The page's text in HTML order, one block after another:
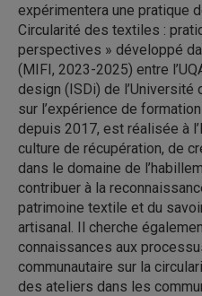
expérimentera une pratique
Circularité des textiles :
perspectives » développé
(MIFI, 2023-2025) entre
design (ISDi) de l’Université
sur l’expérience de
depuis 2017, est réalisée à
culture de récupération, de
dans le domaine de
contribuer à la
patrimoine textile et du
artisanal. Il cherche
connaissances aux
communautaire sur la
des ateliers dans les